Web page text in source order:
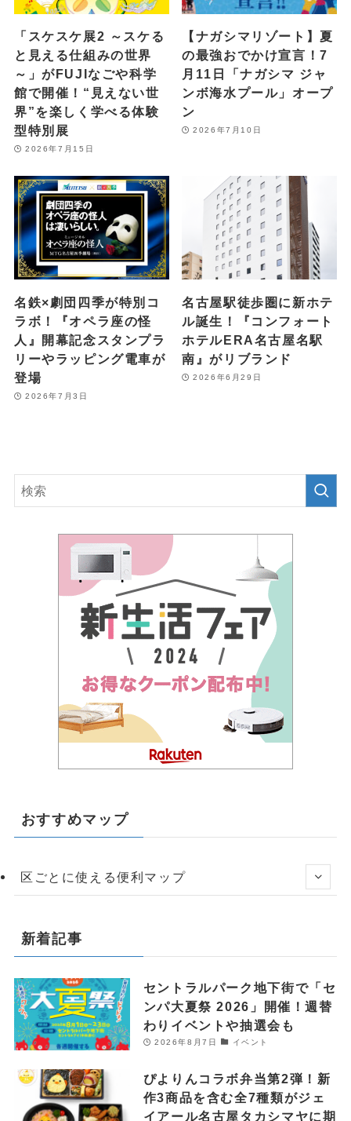
「スケスケ展2 ～スケる
と見える仕組みの世界
～」がFUJIなごや科学
館で開催！“見えない世
界”を楽しく学べる体験
型特別展
2026年7月15日
【ナガシマリゾート】夏
の最強おでかけ宣言！7
月11日「ナガシマ ジャ
ンボ海水プール」オープ
ン
2026年7月10日
名鉄×劇団四季が特別コ
ラボ！『オペラ座の怪
人』開幕記念スタンプラ
リーやラッピング電車が
登場
2026年7月3日
名古屋駅徒歩圏に新ホテ
ル誕生！『コンフォート
ホテルERA名古屋名駅
南』がリブランド
2026年6月29日
おすすめマップ
区ごとに使える便利マップ
新着記事
セントラルパーク地下街で「セ
ンパ大夏祭 2026」開催！週替
わりイベントや抽選会も
2026年8月7日 イベント
ぴよりんコラボ弁当第2弾！新
作3商品を含む全7種類がジェ
イアール名古屋タカシマヤに期